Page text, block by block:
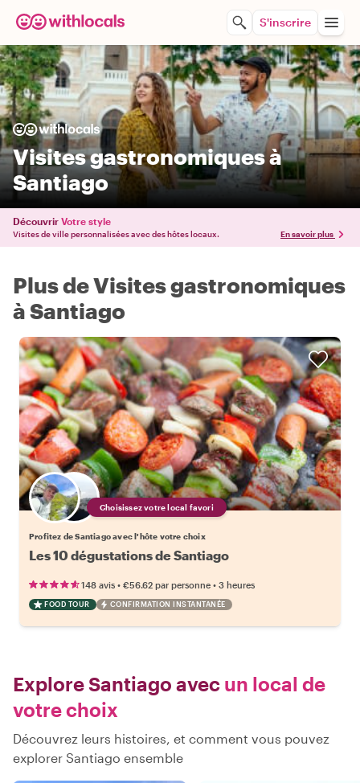
S'inscrire
Visites gastronomiques à
Santiago
Découvrir Votre style
Visites de ville personnalisées avec des hôtes locaux. En savoir plus
Plus de Visites gastronomiques
à Santiago
Choisissez votre local favori
Profitez de Santiago avec l'hôte votre choix
Les 10 dégustations de Santiago
148 avis • €56.62 par personne • 3 heures
FOOD TOUR CONFIRMATION INSTANTANÉE
Explore Santiago avec un local de
votre choix
Découvrez leurs histoires, et comment vous pouvez
explorer Santiago ensemble